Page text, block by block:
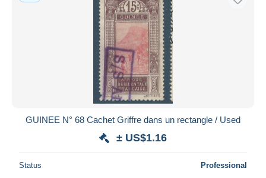
GUINEE N° 68 Cachet Griffre dans un rectangle / Used
± US$1.16
Status Professional